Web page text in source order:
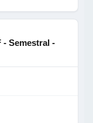
Semestral -